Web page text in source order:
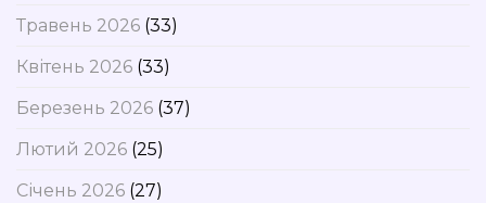
Травень 2026 (33)
Квітень 2026 (33)
Березень 2026 (37)
Лютий 2026 (25)
Січень 2026 (27)